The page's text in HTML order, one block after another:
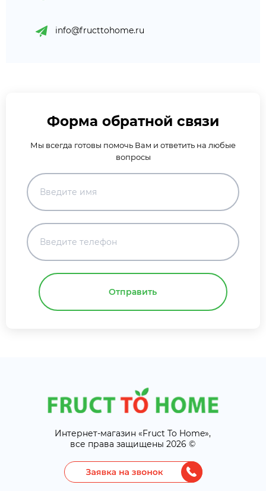
info@fructtohome.ru
Форма обратной связи
Мы всегда готовы помочь Вам и ответить на любые
вопросы
Отправить
Интернет-магазин «Fruct To Home»,
все права защищены 2026 ©